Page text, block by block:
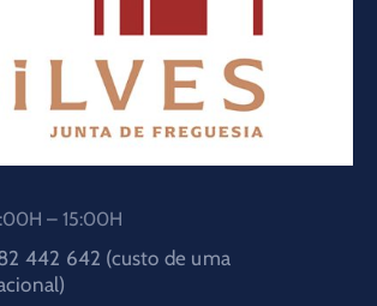
– 15:00H
442 642 (custo de uma